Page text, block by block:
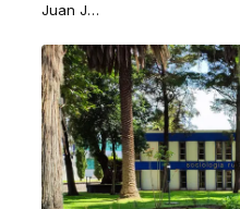
Juan José Lomelí Sánchez